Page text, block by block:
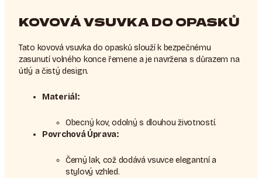
KOVOVÁ VSUVKA DO OPASKŮ
Tato kovová vsuvka do opasků slouží k bezpečnému
zasunutí volného konce řemene a je navržena s důrazem na
útlý a čistý design.
Materiál:
Obecný kov, odolný s dlouhou životností.
Povrchová Úprava:
Černý lak, což dodává vsuvce elegantní a
stylový vzhled.